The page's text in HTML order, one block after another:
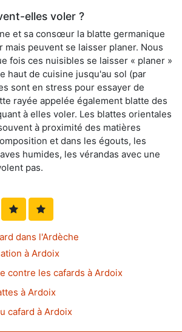
elles voler ?
et sa consœur la blatte germanique
mais peuvent se laisser planer. Nous
fois ces nuisibles se laisser « planer »
haut de cuisine jusqu'au sol (par
sont en stress pour essayer de
rayée appelée également blatte des
à elles voler. Les blattes orientales
à proximité des matières
et dans les égouts, les
humides, les vérandas avec une
pas.
dans l'Ardèche
à Ardoix
contre les cafards à Ardoix
à Ardoix
cafard à Ardoix